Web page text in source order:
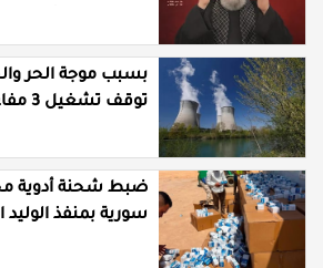
بسبب موجة الحر
توقف تشغيل 3 مفاعلات نووية
ضبط شحنة أدوية
سورية بمنفذ الوليد